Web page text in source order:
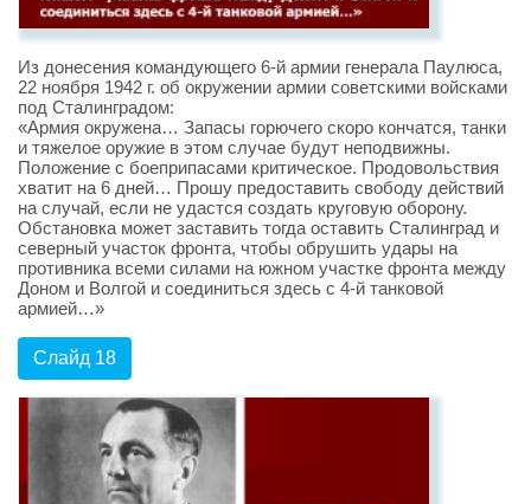
Из донесения командующего 6-й армии генерала Паулюса,
22 ноября 1942 г. об окружении армии советскими войсками
под Сталинградом:
«Армия окружена… Запасы горючего скоро кончатся, танки
и тяжелое оружие в этом случае будут неподвижны.
Положение с боеприпасами критическое. Продовольствия
хватит на 6 дней… Прошу предоставить свободу действий
на случай, если не удастся создать круговую оборону.
Обстановка может заставить тогда оставить Сталинград и
северный участок фронта, чтобы обрушить удары на
противника всеми силами на южном участке фронта между
Доном и Волгой и соединиться здесь с 4-й танковой
армией…»
Слайд 18